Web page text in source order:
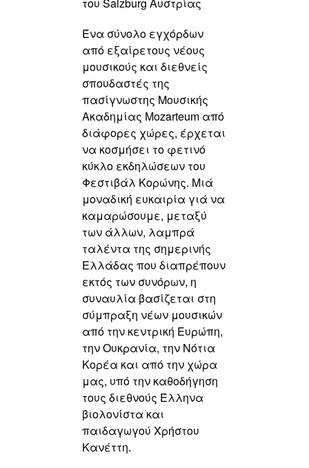
Ένα σύνολο εγχόρδων
από εξαίρετους νέους
μουσικούς και διεθνείς
σπουδαστές της
πασίγνωστης Μουσικής
Ακαδημίας Mozarteum από
διάφορες χώρες, έρχεται
να κοσμήσει το φετινό
κύκλο εκδηλώσεων του
Φεστιβάλ Κορώνης. Μιά
μοναδική ευκαιρία γιά να
καμαρώσουμε, μεταξύ
των άλλων, λαμπρά
ταλέντα της σημερινής
Ελλάδας που διαπρέπουν
εκτός των συνόρων, η
συναυλία βασίζεται στη
σύμπραξη νέων μουσικών
από την κεντρική Ευρώπη,
την Ουκρανία, την Νότια
Κορέα και από την χώρα
μας, υπό την καθοδήγηση
τους διεθνούς Έλληνα
βιολονίστα και
παιδαγωγού Χρήστου
Κανέττη.